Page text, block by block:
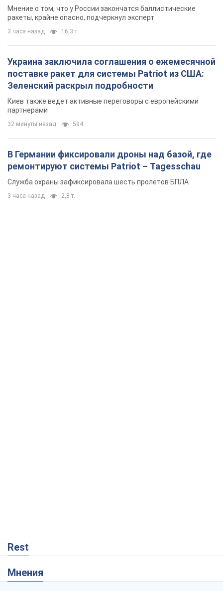
Мнение о том, что у России закончатся баллистические
ракеты, крайне опасно, подчеркнул эксперт
3 часа назад 16,3 т.
Украина заключила соглашения о ежемесячной
поставке ракет для системы Patriot из США:
Зеленский раскрыл подробности
Киев также ведет активные переговоры с европейскими
партнерами
32 минуты назад 594
В Германии фиксировали дроны над базой, где
ремонтируют системы Patriot – Tagesschau
Служба охраны зафиксировала шесть пролетов БПЛА
3 часа назад 2,8 т.
Rest
Мнения